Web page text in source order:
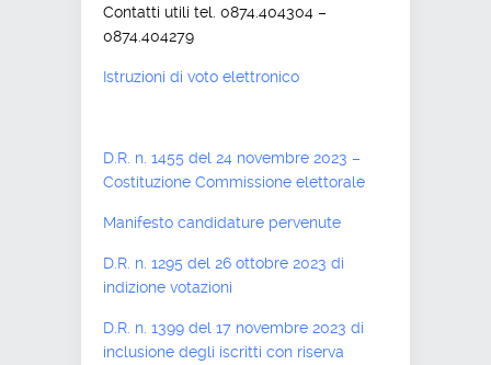
Contatti utili tel. 0874.404304 –
0874.404279
Istruzioni di voto elettronico
D.R. n. 1455 del 24 novembre 2023 –
Costituzione Commissione elettorale
Manifesto candidature pervenute
D.R. n. 1295 del 26 ottobre 2023 di
indizione votazioni
D.R. n. 1399 del 17 novembre 2023 di
inclusione degli iscritti con riserva